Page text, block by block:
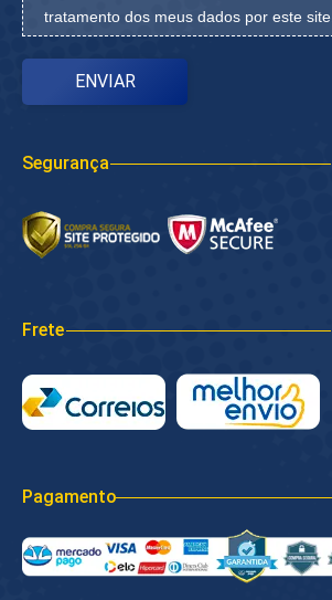
tratamento dos meus dados por este site.
Segurança
Frete
Pagamento